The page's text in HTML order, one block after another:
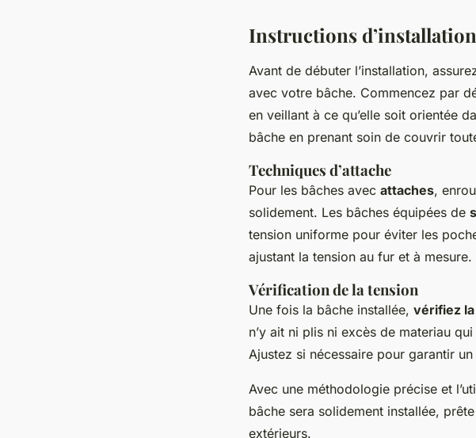
Instructions
Avant de débuter l’installation,
avec votre bâche. Commencez par
en veillant à ce qu’elle soit orientée
bâche en prenant soin de couvrir
Techniques d’attache
Pour les bâches avec attaches,
solidement. Les bâches équipées de
tension uniforme pour éviter les
ajustant la tension au fur et à mesure.
Vérification de la tension
Une fois la bâche installée, vérifiez
n’y ait ni plis ni excès de materiau
Ajustez si nécessaire pour garantir
Avec une méthodologie précise et
bâche sera solidement installée,
extérieurs.